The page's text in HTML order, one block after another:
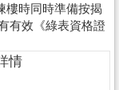
樓時同時準備按揭
有效《綠表資格證
情